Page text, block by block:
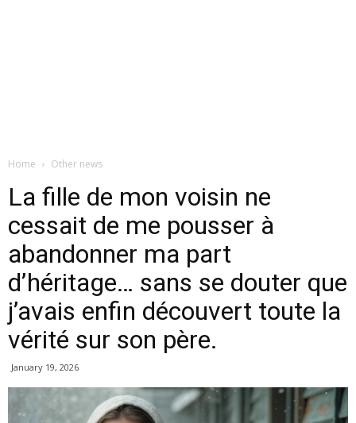
Home Other news
La fille de mon voisin ne
cessait de me pousser à
abandonner ma part
d’héritage… sans se douter que
j’avais enfin découvert toute la
vérité sur son père.
January 19, 2026